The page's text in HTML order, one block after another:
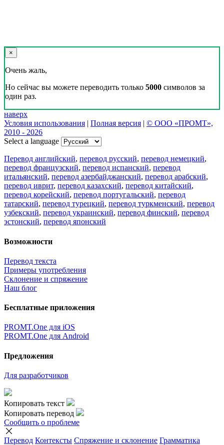
×
Очень жаль,
Но сейчас вы можете переводить только 5000 символов за
один раз.
наверх
Условия использования | Полная версия | © ООО «ПРОМТ»,
2010 - 2026
Select a language
Перевод английский, перевод русский, перевод немецкий,
перевод французский, перевод испанский, перевод
итальянский, перевод азербайджанский, перевод арабский,
перевод иврит, перевод казахский, перевод китайский,
перевод корейский, перевод португальский, перевод
татарский, перевод турецкий, перевод туркменский, перевод
узбекский, перевод украинский, перевод финский, перевод
эстонский, перевод японский
Возможности
Перевод текста
Примеры употребления
Склонение и спряжение
Наш блог
Бесплатные приложения
PROMT.One для iOS
PROMT.One для Android
Предложения
Для разработчиков
Копировать текст
Копировать перевод
Сообщить о проблеме
Перевод Контексты Спряжение и склонение Грамматика